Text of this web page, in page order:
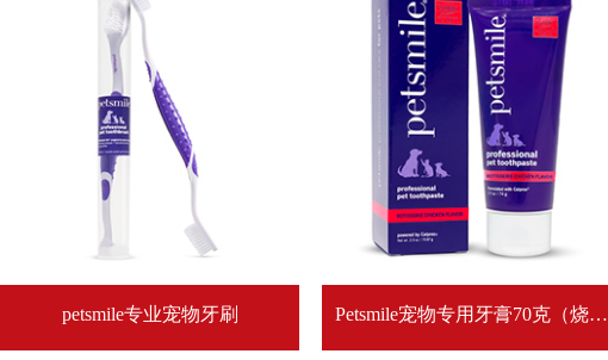
petsmile专业宠物牙刷 Petsmile宠物专用牙膏70克（烧烤